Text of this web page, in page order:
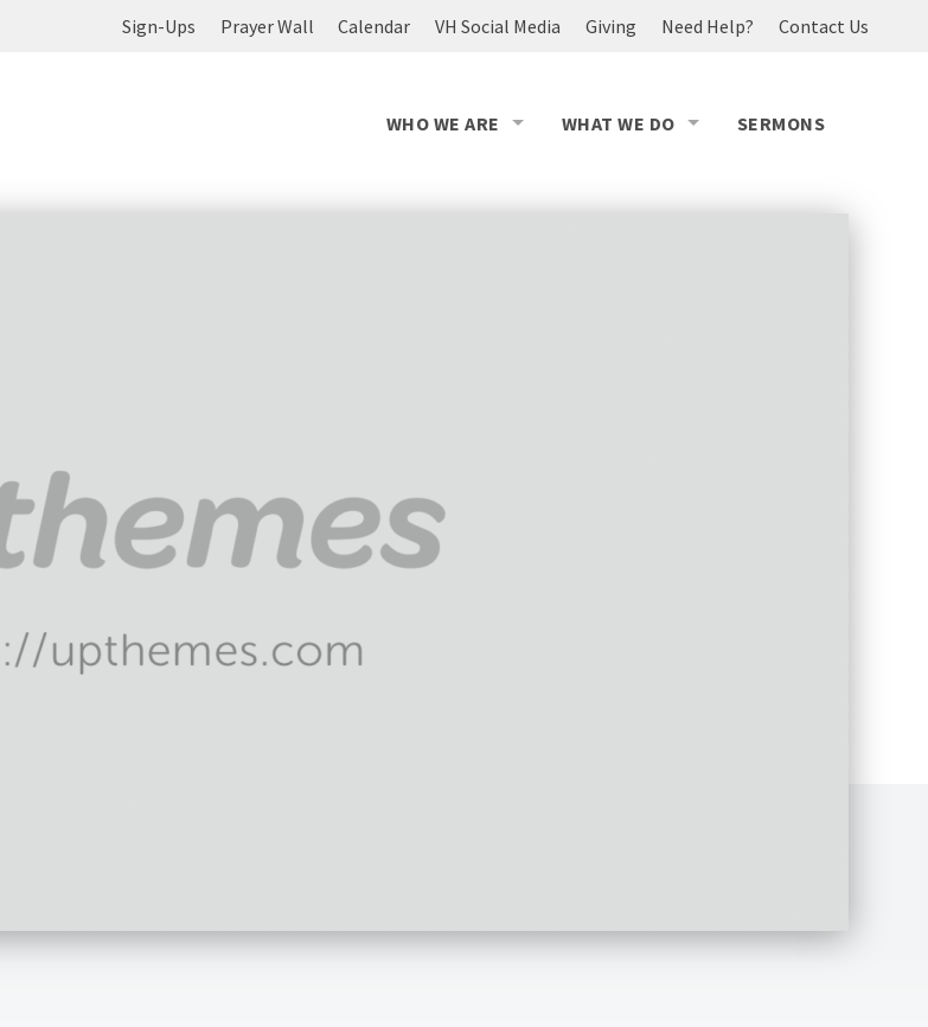
Contact Us
Need Help?
Giving
VH Social Media
Calendar
Prayer Wall
Sign-Ups
WHO WE ARE WHAT WE DO SERMONS